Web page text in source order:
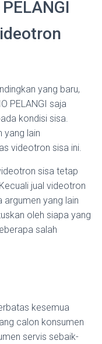
yang baru,
PELANGI saja
kondisi sisa.
yang lain
videotron sisa ini.
sisa tetap
jual videotron
yang lain
oleh siapa yang
salah
kesemua
calon konsumen
servis sebaik-